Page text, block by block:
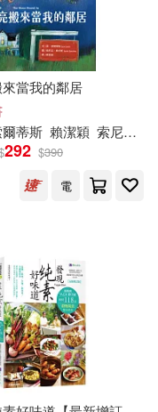
來當我的鄰居
爾蒂斯 賴潔穎 索尼亞．桑切斯(Sonia Sanchez)
292 $390
電